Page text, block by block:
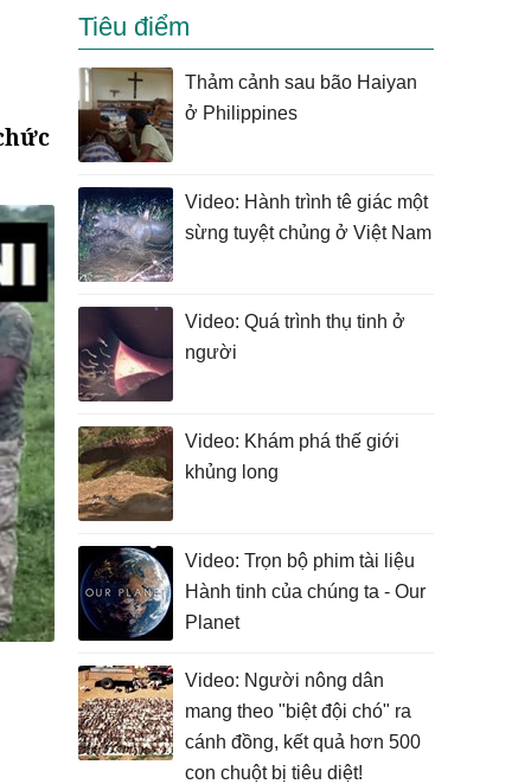
Tiêu điểm
Thảm cảnh sau bão Haiyan
ở Philippines
Video: Hành trình tê giác một
sừng tuyệt chủng ở Việt Nam
Video: Quá trình thụ tinh ở
người
Video: Khám phá thế giới
khủng long
Video: Trọn bộ phim tài liệu
Hành tinh của chúng ta - Our
Planet
Video: Người nông dân
mang theo "biệt đội chó" ra
cánh đồng, kết quả hơn 500
con chuột bị tiêu diệt!